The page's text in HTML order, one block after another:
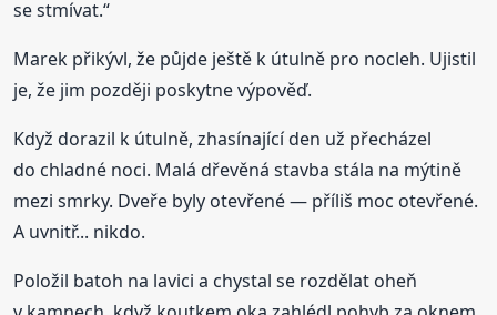
se stmívat.“
Marek přikývl, že půjde ještě k útulně pro nocleh. Ujistil
je, že jim později poskytne výpověď.
Když dorazil k útulně, zhasínající den už přecházel
do chladné noci. Malá dřevěná stavba stála na mýtině
mezi smrky. Dveře byly otevřené — příliš moc otevřené.
A uvnitř... nikdo.
Položil batoh na lavici a chystal se rozdělat oheň